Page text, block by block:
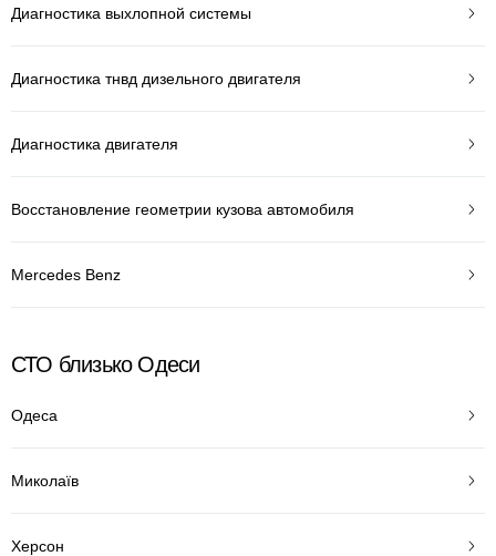
Диагностика выхлопной системы
Диагностика тнвд дизельного двигателя
Диагностика двигателя
Восстановление геометрии кузова автомобиля
Mercedes Benz
СТО близько Одеси
Одеса
Миколаїв
Херсон